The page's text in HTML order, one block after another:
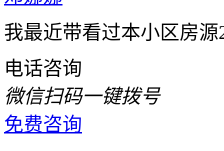
我最近带看过本小区房
电话咨询
微信扫码一键拨号
免费咨询